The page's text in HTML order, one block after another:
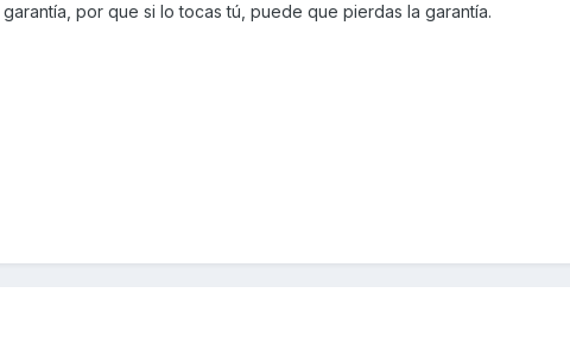
por que si lo tocas tú, puede que pierdas la garantía.